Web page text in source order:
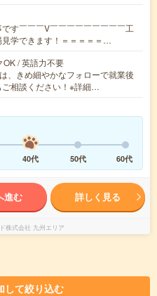
す￣￣￣V￣￣￣￣￣￣￣￣￣工
学できます！＝＝＝＝＝…
OK / 英語力不要
、きめ細やかなフォローで就業後
ご相談ください！※詳細…
40代 50代 60代
進む 詳しく見る
株式会社 九州エリア
して絞り込む